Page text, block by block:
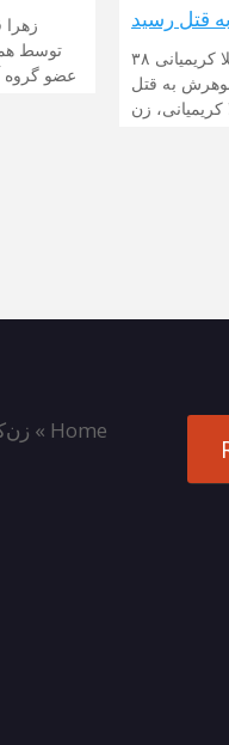
قتل رسید
قتل ناموسی در مهاباد: شهلا کریمیانی ۳۸
به قتل
زن
زهرا
توسط
عضو گروه
Home
»